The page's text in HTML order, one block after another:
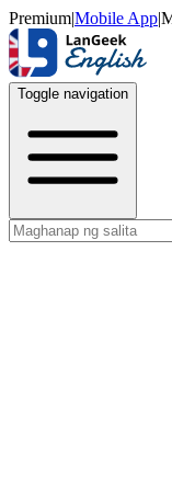
Premium|Mobile App|
Toggle navigation